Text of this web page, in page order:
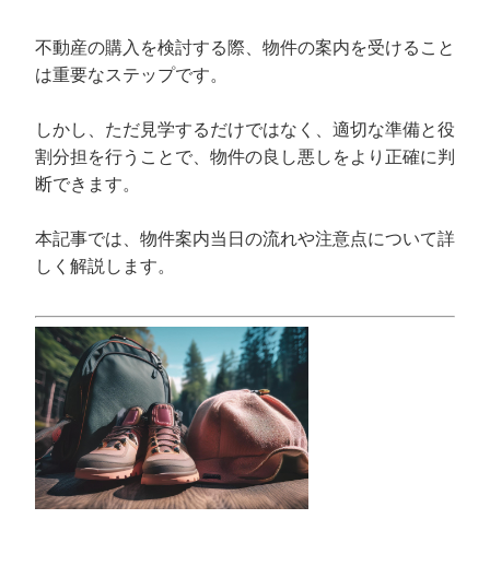
不動産の購入を検討する際、物件の案内を受けること
は重要なステップです。
しかし、ただ見学するだけではなく、適切な準備と役
割分担を行うことで、物件の良し悪しをより正確に判
断できます。
本記事では、物件案内当日の流れや注意点について詳
しく解説します。